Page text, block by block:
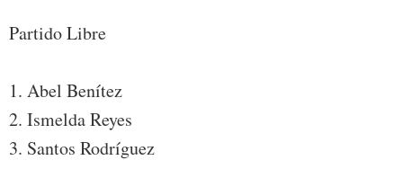
Partido Libre
1. Abel Benítez
2. Ismelda Reyes
3. Santos Rodríguez